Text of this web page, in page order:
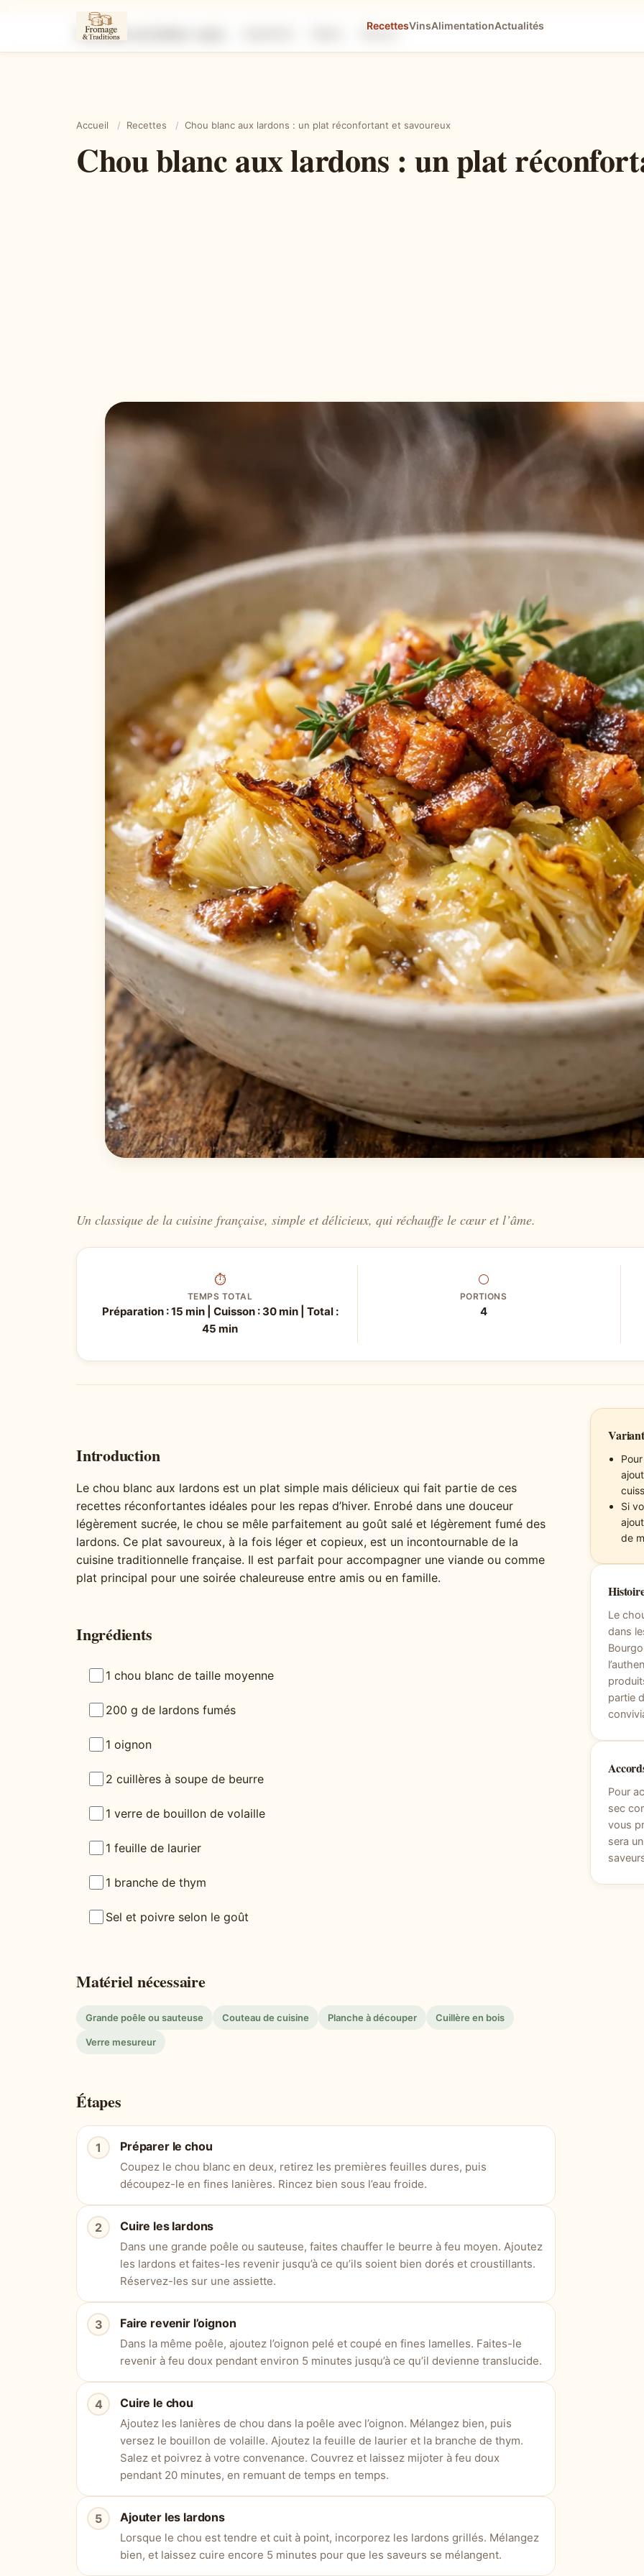
RecettesVinsAlimentationActualités
Astuces
Accueil / Recettes / Chou blanc aux lardons : un plat réconfortant et savoureux
Chou blanc aux lardons : un plat
Un classique de la cuisine française, simple et délicieux, qui réchauffe le cœur et l’âme.
⏱
TEMPS TOTAL
Préparation : 15 min | Cuisson : 30 min | Total :
45 min
⚪
PORTIONS
4
Introduction
Le chou blanc aux lardons est un plat simple mais délicieux qui fait partie de ces
recettes réconfortantes idéales pour les repas d’hiver. Enrobé dans une douceur
légèrement sucrée, le chou se mêle parfaitement au goût salé et légèrement fumé des
lardons. Ce plat savoureux, à la fois léger et copieux, est un incontournable de la
cuisine traditionnelle française. Il est parfait pour accompagner une viande ou comme
plat principal pour une soirée chaleureuse entre amis ou en famille.
Ingrédients
1 chou blanc de taille moyenne
200 g de lardons fumés
1 oignon
2 cuillères à soupe de beurre
1 verre de bouillon de volaille
1 feuille de laurier
1 branche de thym
Sel et poivre selon le goût
Matériel nécessaire
Grande poêle ou sauteuse Couteau de cuisine Planche à découper Cuillère en bois
Verre mesureur
Étapes
Préparer le chou
Coupez le chou blanc en deux, retirez les premières feuilles dures, puis
découpez-le en fines lanières. Rincez bien sous l’eau froide.
Cuire les lardons
Dans une grande poêle ou sauteuse, faites chauffer le beurre à feu moyen. Ajoutez
les lardons et faites-les revenir jusqu’à ce qu’ils soient bien dorés et croustillants.
Réservez-les sur une assiette.
Faire revenir l’oignon
Dans la même poêle, ajoutez l’oignon pelé et coupé en fines lamelles. Faites-le
revenir à feu doux pendant environ 5 minutes jusqu’à ce qu’il devienne translucide.
Cuire le chou
Ajoutez les lanières de chou dans la poêle avec l’oignon. Mélangez bien, puis
versez le bouillon de volaille. Ajoutez la feuille de laurier et la branche de thym.
Salez et poivrez à votre convenance. Couvrez et laissez mijoter à feu doux
pendant 20 minutes, en remuant de temps en temps.
Ajouter les lardons
Lorsque le chou est tendre et cuit à point, incorporez les lardons grillés. Mélangez
bien, et laissez cuire encore 5 minutes pour que les saveurs se mélangent.
Si
de
Le
dans
partie
Pour
sec
vous
sera